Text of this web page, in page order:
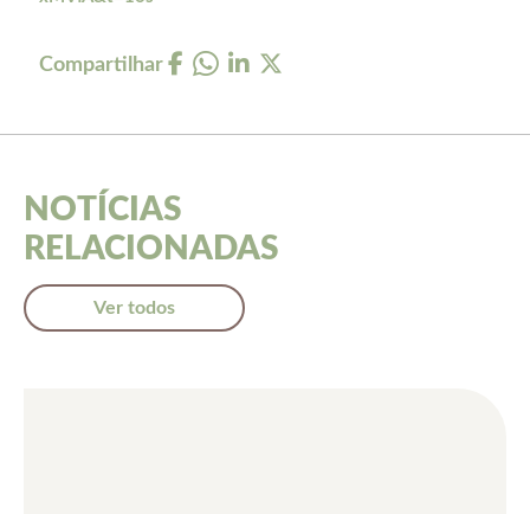
Compartilhar
NOTÍCIAS
RELACIONADAS
Ver todos